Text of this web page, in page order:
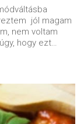
jól magam
nem voltam
hogy ezt…